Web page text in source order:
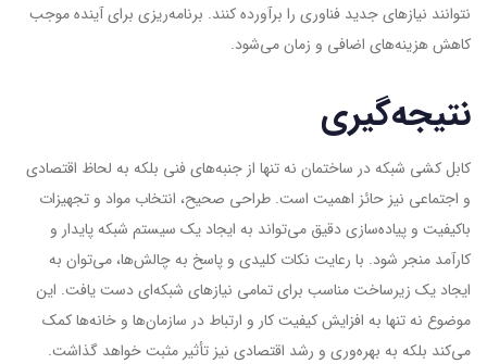
نتوانند نیازهای جدید فناوری را برآورده کنند. برنامه‌ریزی برای آینده موجب
کاهش هزینه‌های اضافی و زمان می‌شود.
نتیجه‌گیری
کابل کشی شبکه در ساختمان نه تنها از جنبه‌های فنی بلکه به لحاظ اقتصادی
و اجتماعی نیز حائز اهمیت است. طراحی صحیح، انتخاب مواد و تجهیزات
باکیفیت و پیاده‌سازی دقیق می‌تواند به ایجاد یک سیستم شبکه پایدار و
کارآمد منجر شود. با رعایت نکات کلیدی و پاسخ به چالش‌ها، می‌توان به
ایجاد یک زیرساخت مناسب برای تمامی نیازهای شبکه‌ای دست یافت. این
موضوع نه تنها به افزایش کیفیت کار و ارتباط در سازمان‌ها و خانه‌ها کمک
می‌کند بلکه به بهره‌وری و رشد اقتصادی نیز تأثیر مثبت خواهد گذاشت.